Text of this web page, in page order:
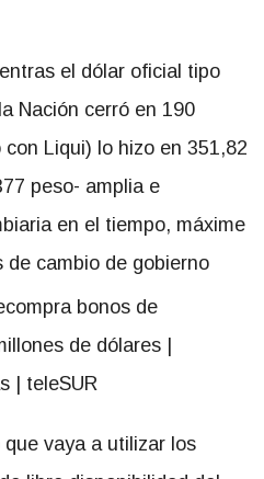
el dólar oficial tipo
Nación cerró en 190
Liqui) lo hizo en 351,82
peso- amplia e
en el tiempo, máxime
de cambio de gobierno
vaya a utilizar los